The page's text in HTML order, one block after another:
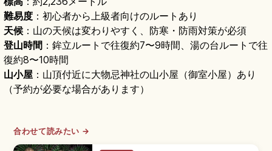
難易度 ：初心者から上級者向けのルートあり
天候 ：山の天候は変わりやすく、防寒・防雨対策が必須
登山時間 ：鉾立ルートで往復約7〜9時間、湯の台ルートで往
復約8〜10時間
山小屋 ：山頂付近に大物忌神社の山小屋（御室小屋）あり
（予約が必要な場合があります）
合わせて読みたい →